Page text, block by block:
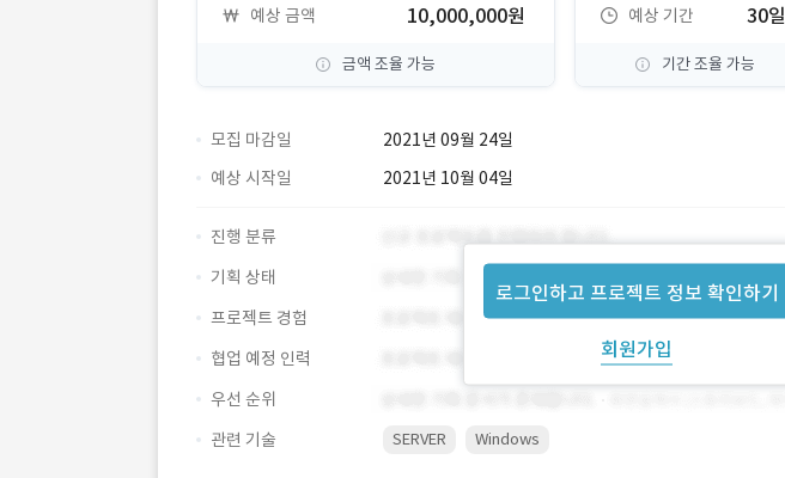
예상 금액 10,000,000원
금액 조율 가능
예상 기간 30일
기간 조율 가능
모집 마감일 2021년 09월 24일
로그인하고 프로젝트 정보 확인하기
회원가입
예상 시작일 2021년 10월 04일
진행 분류
기획 상태
프로젝트 경험
협업 예정 인력
우선 순위
관련 기술
SERVER Windows